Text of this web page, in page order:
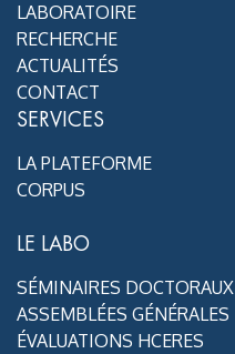
LABORATOIRE
RECHERCHE
ACTUALITÉS
CONTACT
SERVICES
LA PLATEFORME
CORPUS
LE LABO
SÉMINAIRES DOCTORAUX
ASSEMBLÉES GÉNÉRALES
ÉVALUATIONS HCERES